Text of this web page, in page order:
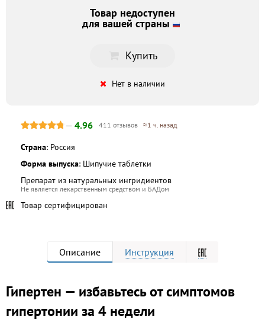
Товар недоступен
для вашей страны
Купить
Нет в наличии
— 4.96 411 отзывов ≈1 ч. назад
Страна: Россия
Форма выпуска: Шипучие таблетки
Препарат из натуральных ингридиентов
Не является лекарственным средством и БАДом
Товар сертифицирован
Описание Инструкция
Гипертен — избавьтесь от симптомов
гипертонии за 4 недели